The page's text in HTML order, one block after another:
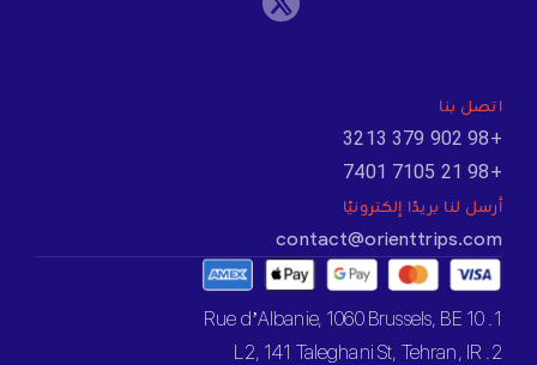
اتصل بنا
+98 902 379 3213
+98 21 7105 7401
أرسل لنا بريدًا إلكترونيًا
contact@orienttrips.com
1. 10 Rue d’Albanie, 1060 Brussels, BE
2. L2, 141 Taleghani St, Tehran, IR